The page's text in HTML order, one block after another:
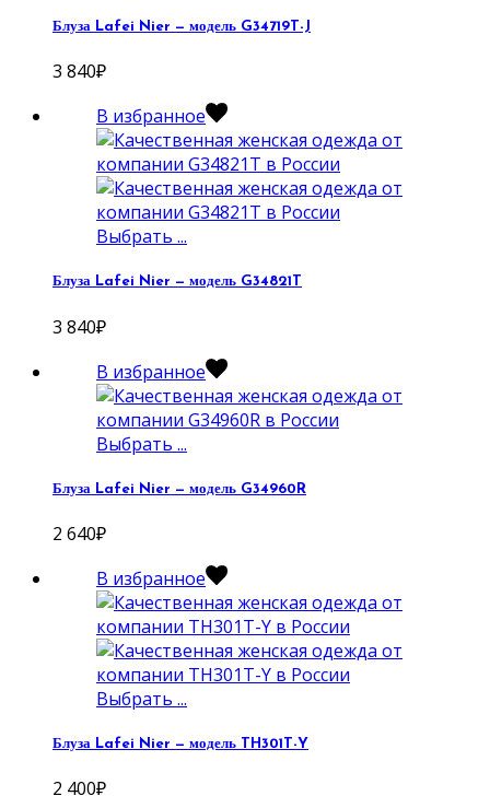
Блуза Lafei Nier — модель G34719T-J
3 840₽
В избранное
Выбрать ...
Блуза Lafei Nier — модель G34821T
3 840₽
В избранное
Выбрать ...
Блуза Lafei Nier — модель G34960R
2 640₽
В избранное
Выбрать ...
Блуза Lafei Nier — модель TH301T-Y
2 400₽